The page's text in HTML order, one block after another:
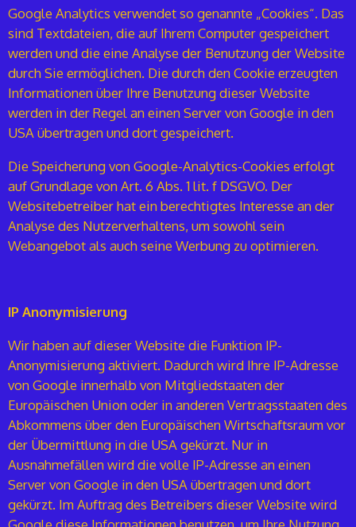
Google Analytics verwendet so genannte „Cookies“. Das
sind Textdateien, die auf Ihrem Computer gespeichert
werden und die eine Analyse der Benutzung der Website
durch Sie ermöglichen. Die durch den Cookie erzeugten
Informationen über Ihre Benutzung dieser Website
werden in der Regel an einen Server von Google in den
USA übertragen und dort gespeichert.
Die Speicherung von Google-Analytics-Cookies erfolgt
auf Grundlage von Art. 6 Abs. 1 lit. f DSGVO. Der
Websitebetreiber hat ein berechtigtes Interesse an der
Analyse des Nutzerverhaltens, um sowohl sein
Webangebot als auch seine Werbung zu optimieren.
IP Anonymisierung
Wir haben auf dieser Website die Funktion IP-
Anonymisierung aktiviert. Dadurch wird Ihre IP-Adresse
von Google innerhalb von Mitgliedstaaten der
Europäischen Union oder in anderen Vertragsstaaten des
Abkommens über den Europäischen Wirtschaftsraum vor
der Übermittlung in die USA gekürzt. Nur in
Ausnahmefällen wird die volle IP-Adresse an einen
Server von Google in den USA übertragen und dort
gekürzt. Im Auftrag des Betreibers dieser Website wird